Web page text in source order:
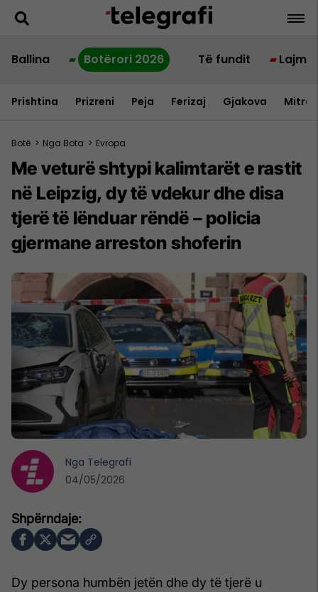
Ballina Botërori 2026 Të fundit Lajme
Prishtina Prizreni Peja Ferizaj Gjakova
Botë > Nga Bota > Evropa
Me veturë shtypi kalimtarët e rastit
në Leipzig, dy të vdekur dhe disa
tjerë të lënduar rëndë – policia
gjermane arreston shoferin
Dy persona humbën jetën dhe dy të tjerë u
Nga Telegrafi
04/05/2026